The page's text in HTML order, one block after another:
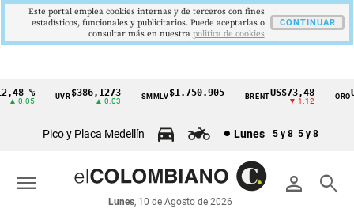
Cintillo
económicos
Colombia
%
0.05
UVR$386,1273
▲ 0.03
SMMLV$1.750.905 BRENTUS$73,48
▼ 1.12
ORO
Pico y Placa Medellín Lunes 5 y 8 5 y 8
person search
Lunes, 10 de Agosto de 2026
menu
Este portal emplea cookies internas y de terceros con fines
estadísticos, funcionales y publicitarios. Puede aceptarlas o
consultar más en nuestra politica de cookies
CONTINUAR